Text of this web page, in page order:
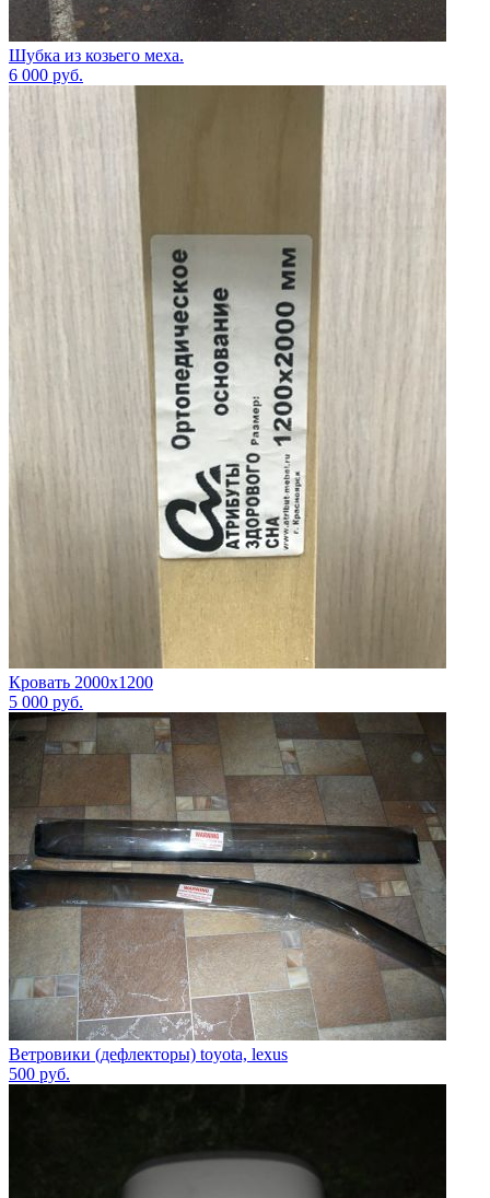
Шубка из козьего меха.
6 000 руб.
Кровать 2000х1200
5 000 руб.
Ветровики (дефлекторы) toyota, lexus
500 руб.